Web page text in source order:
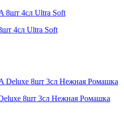
4сл Ultra Soft
8шт 3сл Нежная Ромашка